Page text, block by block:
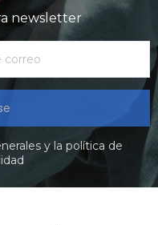
newsletter
y la política de